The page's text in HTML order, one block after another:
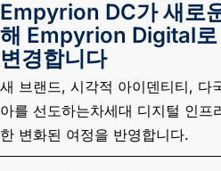
Empyrion DC가 새로
해 Empyrion Digital로
변경합니다
새 브랜드, 시각적 아이덴티티, 다
아를 선도하는차세대 디지털 인프
한 변화된 여정을 반영합니다.